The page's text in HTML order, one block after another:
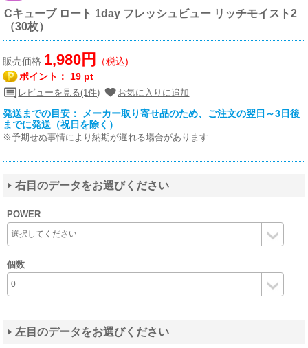
Cキューブ ロート 1day フレッシュビュー リッチモイスト2
（30枚）
販売価格 1,980円
（税込)
ポイント： 19 pt
レビューを見る(1件) お気に入りに追加
発送までの目安： メーカー取り寄せ品のため、ご注文の翌日～3日後
までに発送（祝日を除く）
※予期せぬ事情により納期が遅れる場合があります
右目のデータをお選びください
POWER
個数
左目のデータをお選びください